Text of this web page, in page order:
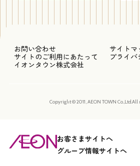
お問い合わせ
サイトマ
サイトのご利用にあたって
プライバ
イオンタウン株式会社
Copyright © 2011, AEON TOWN
お客さまサイトへ
グループ情報サイトへ